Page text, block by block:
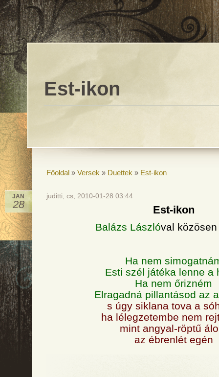
Est-ikon
Főoldal » Versek » Duettek » Est-ikon
JAN
28
juditti, cs, 2010-01-28 03:44
Est-ikon
Balázs Lászlóval
Ha nem
Esti szél játéka lenne a
Ha nem őrizném
Elragadná pillantásod az
s úgy siklana tova a
ha lélegzetembe nem
mint angyal-röptű
az ébrenlét egén